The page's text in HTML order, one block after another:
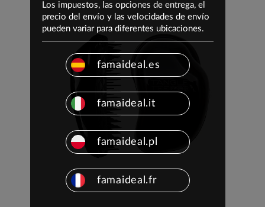
Los impuestos, las opciones de entrega, el
precio del envío y las velocidades de envío
pueden variar para diferentes ubicaciones.
famaideal.es
famaideal.it
famaideal.pl
famaideal.fr